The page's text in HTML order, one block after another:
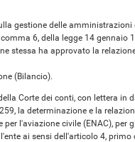
gestione delle amministrazioni
6, della legge 14 gennaio
stessa ha approvato la
(Bilancio).
Corte dei conti, con lettera in
la determinazione e la
l'aviazione civile (ENAC), per
ai sensi dell'articolo 4,